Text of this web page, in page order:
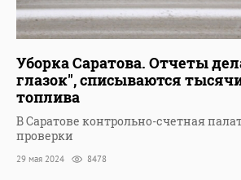
Уборка Саратова. Отчеты
глазок", списываются
топлива
В Саратове контрольно-счетная
проверки
29 мая 2024 8478